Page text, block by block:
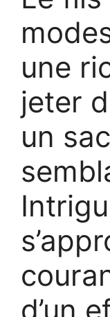
une
jeter
un
d’un